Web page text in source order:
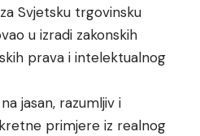
Svjetsku trgovinsku
u izradi zakonskih
prava i intelektualnog
jasan, razumljiv i
primjere iz realnog